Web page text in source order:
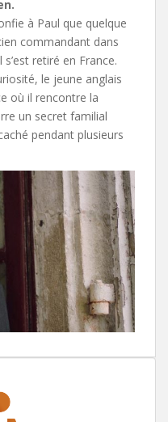
à Paul que quelque
commandant dans
s’est retiré en France.
le jeune anglais
où il rencontre la
un secret familial
pendant plusieurs